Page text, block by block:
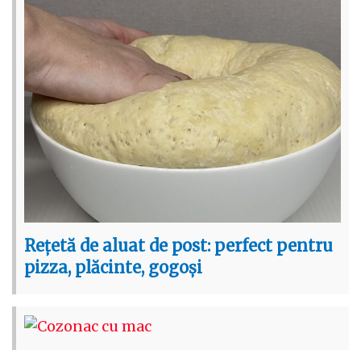
Rețetă de aluat de post: perfect pentru
pizza, plăcinte, gogoși